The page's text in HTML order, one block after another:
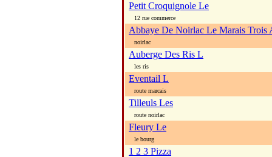
Petit Croquignole Le
12 rue commerce
Abbaye De Noirlac Le Marais Trois
noirlac
Auberge Des Ris L
les ris
Eventail L
route marcais
Tilleuls Les
route noirlac
Fleury Le
le bourg
1 2 3 Pizza